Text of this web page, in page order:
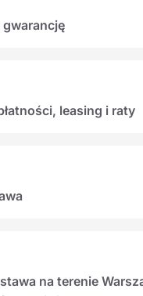
gwarancję
leasing i raty
na terenie